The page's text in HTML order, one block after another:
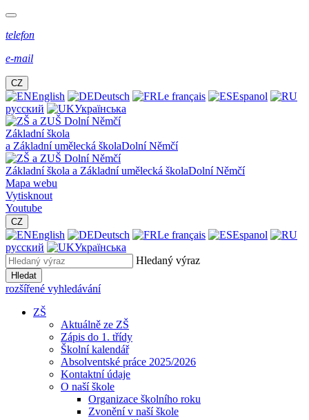
telefon
e-mail
CZ
English Deutsch Le français
Espanol
русский
Українська
Základní škola
a Základní umělecká školaDolní Němčí
Základní škola a Základní umělecká školaDolní Němčí
Mapa webu
Vytisknout
Youtube
CZ
English Deutsch Le français
Espanol
русский
Українська
Hledaný výraz
Hledat
rozšířené vyhledávání
ZŠ
Aktuálně ze ZŠ
Zápis do 1. třídy
Školní kalendář
Absolventské práce 2025/2026
Kontaktní údaje
O naší škole
Organizace školního roku
Zvonění v naší škole